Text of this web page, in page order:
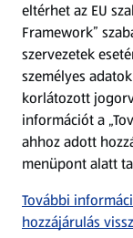
Adattörlő
Szervizpont
(új oldalon nyílik
Fedezz fel
Töltsd le az
eltérhet az EU
Framework”
szervezetek
személyes
korlátozott
információt a
ahhoz adott
menüpont alatt
További
hozzájárulás